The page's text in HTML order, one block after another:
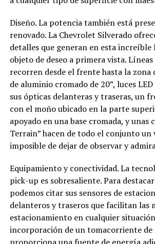
Diseño. La potencia también está
renovado. La Chevrolet Silverado
detalles que generan en esta increíble
objeto de deseo a primera vista. Líneas
recorren desde el frente hasta la zona
de aluminio cromado de 20”, luces
sus ópticas delanteras y traseras, un
con el moño ubicado en la parte
apoyado en una base cromada, y unas
Terrain” hacen de todo el conjunto un
imposible de dejar de observar y
Equipamiento y conectividad. La
pick-up es sobresaliente. Para
podemos citar sus sensores de
delanteros y traseros que facilitan las
estacionamiento en cualquier
incorporación de un tomacorriente de